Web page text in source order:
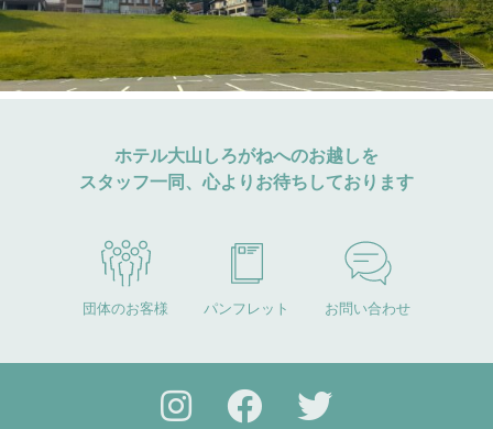
ホテル大山しろがねへのお越しを
スタッフ一同、心よりお待ちしております
団体のお客様 パンフレット お問い合わせ